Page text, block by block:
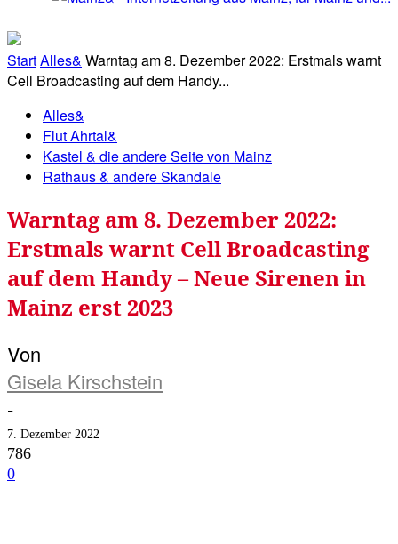
StartAlles& Warntag am 8. Dezember 2022: Erstmals warnt
Cell Broadcasting auf dem Handy...
Alles&
Flut Ahrtal&
Kastel & die andere Seite von Mainz
Rathaus & andere Skandale
Warntag am 8. Dezember 2022:
Erstmals warnt Cell Broadcasting
auf dem Handy – Neue Sirenen in
Mainz erst 2023
Von
Gisela Kirschstein
-
7. Dezember 2022
786
0